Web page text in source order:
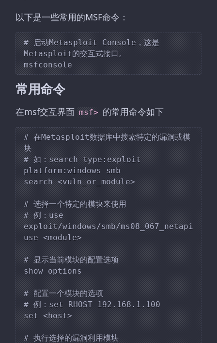
以下是一些常用的MSF命令：
# 启动Metasploit Console，这是
Metasploit的交互式接口。
常用命令
在msf交互界面 msf> 的常用命令如下
# 在Metasploit数据库中搜索特定的漏洞或模
块
# 如：search type:exploit
platform:windows smb
search <vuln_or_module>
# 选择一个特定的模块来使用
# 例：use
exploit/windows/smb/ms08_067_netapi
use <module>
# 显示当前模块的配置选项
show options
# 配置一个模块的选项
# 例：set RHOST 192.168.1.100
set <host>
# 执行选择的漏洞利用模块